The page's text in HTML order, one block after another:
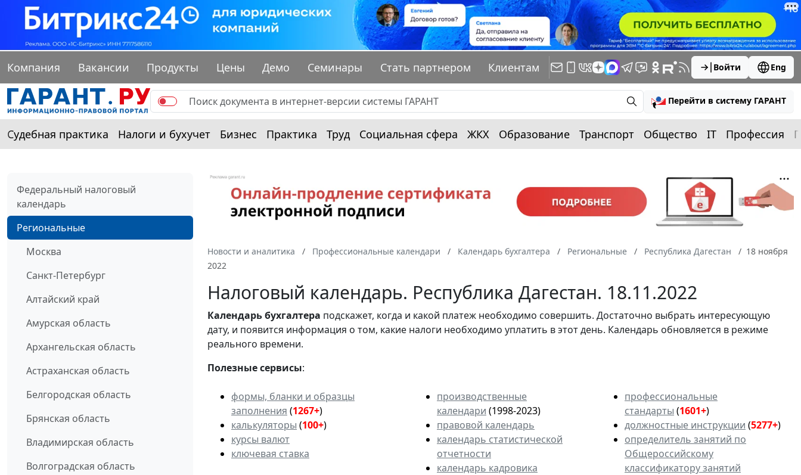
Компания Вакансии Продукты Цены Демо Семинары Стать партнером Клиентам Войти Eng
Перейти в систему ГАРАНТ
Судебная практика Налоги и бухучет Бизнес Практика Труд Социальная сфера ЖКХ Образование Транспорт Общество IT Профессия
Федеральный налоговый
календарь
Региональные
Москва
Санкт-Петербург
Алтайский край
Амурская область
Архангельская область
Астраханская область
Белгородская область
Брянская область
Владимирская область
Волгоградская область
Новости и аналитика Профессиональные календари Календарь бухгалтера Региональные Республика Дагестан
18 ноября
2022
Налоговый календарь. Республика Дагестан. 18.11.2022
Календарьбухгалтера подскажет, когда и какой платеж необходимо совершить. Достаточно выбрать интересующую
дату, и появится информация о том, какие налоги необходимо уплатить в этот день. Календарь обновляется в режиме
реального времени.
Полезные сервисы:
формы, бланки и образцы
заполнения (1267+)
калькуляторы (100+)
курсы валют
ключевая ставка
производственные
календари (1998-2023)
правовой календарь
календарь статистической
отчетности
календарь кадровика
профессиональные
стандарты (1601+)
должностные инструкции (5277+)
определитель занятий по
Общероссийскому
классификатору занятий